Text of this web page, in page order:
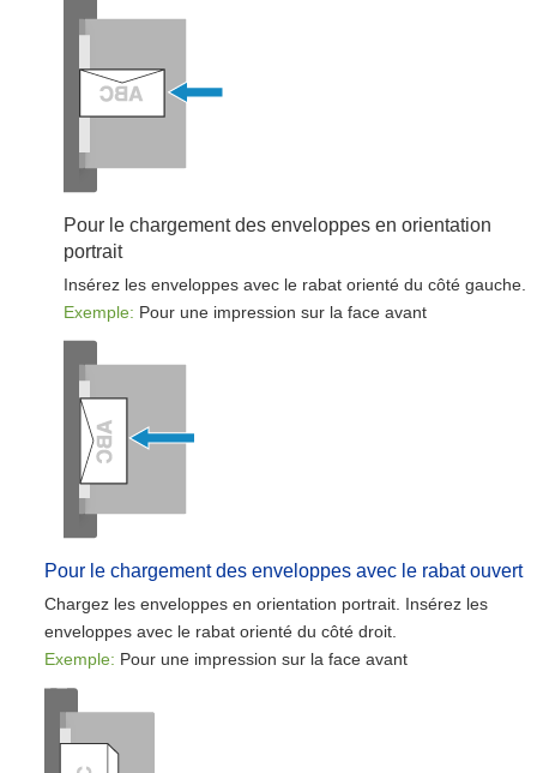
Pour le chargement des enveloppes en orientation
portrait
Insérez les enveloppes avec le rabat orienté du côté gauche.
Exemple: Pour une impression sur la face avant
Pour le chargement des enveloppes avec le rabat ouvert
Chargez les enveloppes en orientation portrait. Insérez les
enveloppes avec le rabat orienté du côté droit.
Exemple: Pour une impression sur la face avant